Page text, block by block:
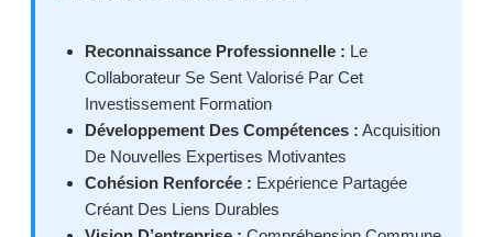
Reconnaissance Professionnelle : Le
Collaborateur Se Sent Valorisé Par Cet
Investissement Formation
Développement Des Compétences : Acquisition
De Nouvelles Expertises Motivantes
Cohésion Renforcée : Expérience Partagée
Créant Des Liens Durables